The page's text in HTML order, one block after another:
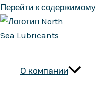
Перейти к содержимому
О компании